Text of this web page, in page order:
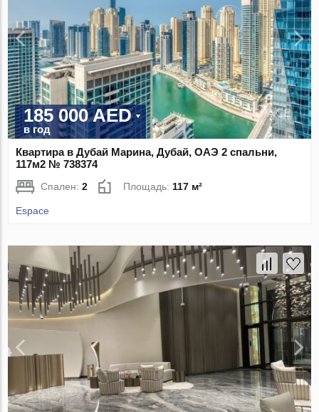
185 000 AED
в год
Квартира в Дубай Марина, Дубай, ОАЭ 2 спальни,
117м2 № 738374
Спален:2 Площадь: 117 м²
Espace